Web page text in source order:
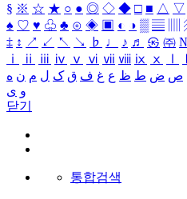
§ ※ ☆ ★ ○ ● ◎ ◇ ◆ □ ■ △ ▽
♠ ♡ ♥ ♧ ♣ ⊙ ◈ ▣ ◐ ◑ ▒ ▤
‡ ↕ ↗ ↙ ↖ ↘ ♭ ♩ ♪ ♬ ㉿ ㈜
ⅰ
ⅱ ⅲ ⅳ ⅴ ⅵ ⅶ ⅷ ⅸ ⅹ
ص ض ط ظ ع غ ف ق ک ل م ن ه
و ی
닫기
통합검색